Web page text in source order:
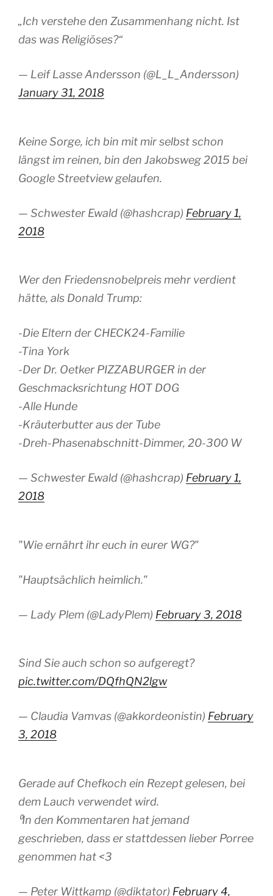
„Ich verstehe den Zusammenhang nicht. Ist
das was Religiöses?“
— Leif Lasse Andersson (@L_L_Andersson)
January 31, 2018
Keine Sorge, ich bin mit mir selbst schon
längst im reinen, bin den Jakobsweg 2015 bei
Google Streetview gelaufen.
— Schwester Ewald (@hashcrap) February 1,
2018
Wer den Friedensnobelpreis mehr verdient
hätte, als Donald Trump:
-Die Eltern der CHECK24-Familie
-Tina York
-Der Dr. Oetker PIZZABURGER in der
Geschmacksrichtung HOT DOG
-Alle Hunde
-Kräuterbutter aus der Tube
-Dreh-Phasenabschnitt-Dimmer, 20-300 W
— Schwester Ewald (@hashcrap) February 1,
2018
"Wie ernährt ihr euch in eurer WG?"
"Hauptsächlich heimlich."
— Lady Plem (@LadyPlem) February 3, 2018
Sind Sie auch schon so aufgeregt?
pic.twitter.com/DQfhQN2lgw
— Claudia Vamvas (@akkordeonistin) February
3, 2018
Gerade auf Chefkoch ein Rezept gelesen, bei
dem Lauch verwendet wird.
⁰In den Kommentaren hat jemand
geschrieben, dass er stattdessen lieber Porree
genommen hat <3
— Peter Wittkamp (@diktator) February 4,